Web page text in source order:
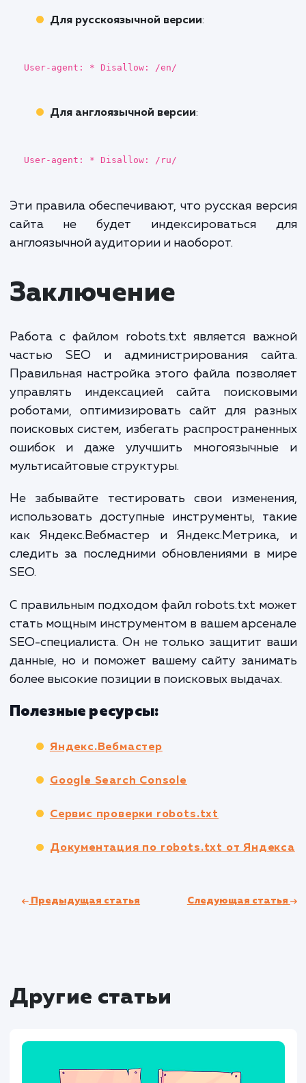
мультисайтов и
многоязычных
сайтов
Мультисайтовые структуры
Если у вас есть несколько поддоменов
многоязычные версии сайта, работа с
правильным подходом вы сможете
управлять индексацией.
У каждого поддомена должен быть свой файл
robots.txt: Если у вас есть поддомен
его файл robots.txt должен быть размещен по
en.example.com/robots.txt.
Используйте hreflang для многоязычных
забудьте указать правильные теги hreflang для
Примеры правил для
Пример для сайта с
англоязычной версией:
Для русскоязычной версии
User-agent: * Disallow: /en/
Для англоязычной версии
Эти правила обеспечивают, что русская
Работа с файлом robots.txt является
частью SEO и администрирования
управлять индексацией сайта
роботами, оптимизировать сайт для